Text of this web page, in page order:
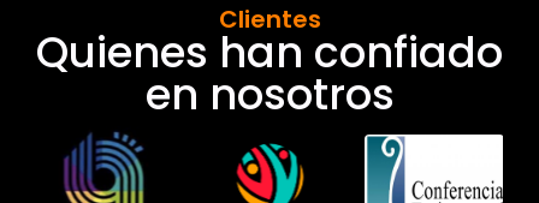
Clientes
Quienes han confiado
en nosotros